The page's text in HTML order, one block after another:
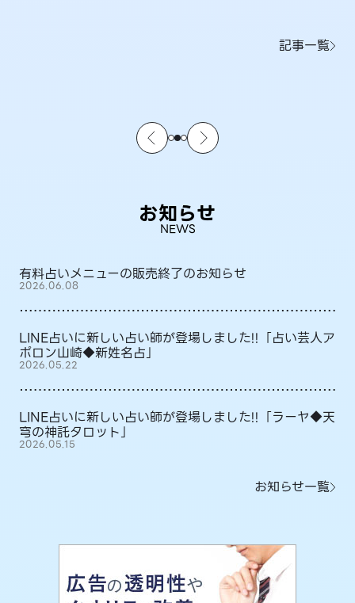
記事一覧
お知らせ
NEWS
有料占いメニューの販売終了のお知らせ
2026.06.08
LINE占いに新しい占い師が登場しました!!「占い芸人ア
ポロン山崎◆新姓名占」
2026.05.22
LINE占いに新しい占い師が登場しました!!「ラーヤ◆天
穹の神託タロット」
2026.05.15
お知らせ一覧